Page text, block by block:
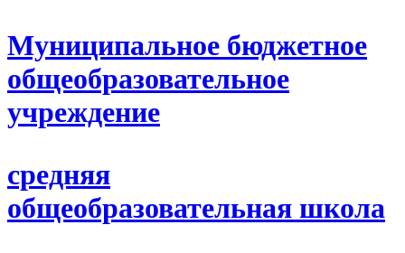
Муниципальное бюджетное
общеобразовательное
учреждение
средняя
общеобразовательная школа